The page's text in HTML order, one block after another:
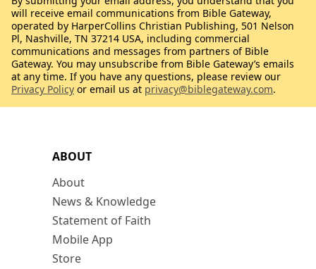
ABOUT
About
News & Knowledge
Statement of Faith
Mobile App
Store
will receive email communications from Bible Gateway,
operated by HarperCollins Christian Publishing, 501 Nelson
Pl, Nashville, TN 37214 USA, including commercial
communications and messages from partners of Bible
Gateway. You may unsubscribe from Bible Gateway’s emails
at any time. If you have any questions, please review our
Privacy Policy or email us at privacy@biblegateway.com.